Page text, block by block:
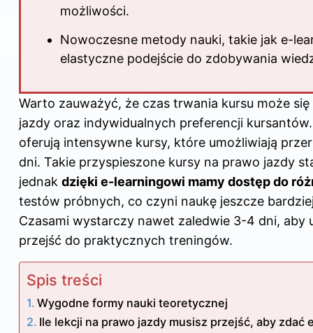
możliwości.
Nowoczesne metody nauki, takie jak e-
elastyczne podejście do zdobywania
Warto zauważyć, że czas trwania kursu może
jazdy oraz indywidualnych preferencji
oferują intensywne kursy, które umożliwiają
dni. Takie przyspieszone kursy na prawo jazdy
jednak dzięki e-learningowi mamy dostęp do
testów próbnych, co czyni naukę jeszcze
Czasami wystarczy nawet zaledwie 3-4 dni,
przejść do praktycznych treningów.
Spis treści
Wygodne formy nauki teoretycznej
Ile lekcji na prawo jazdy musisz przejść, aby zdać